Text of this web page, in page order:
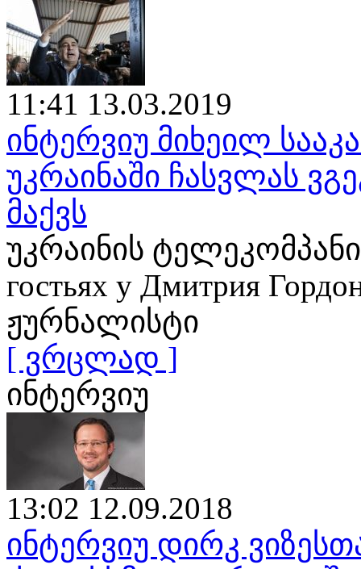
11:41 13.03.2019
ინტერვიუ მიხეილ
უკრაინაში ჩასვლას
მაქვს
უკრაინის
гостьях у Дмитрия
ჟურნალისტი
[ ვრცლად ]
ინტერვიუ
13:02 12.09.2018
ინტერვიუ დირკ